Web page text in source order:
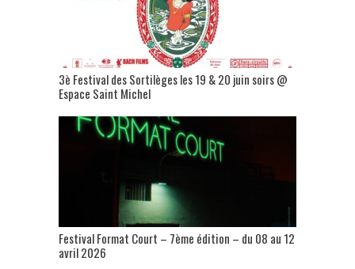
3è Festival des Sortilèges les 19 & 20 juin soirs @
Espace Saint Michel
Festival Format Court – 7ème édition – du 08 au 12
avril 2026